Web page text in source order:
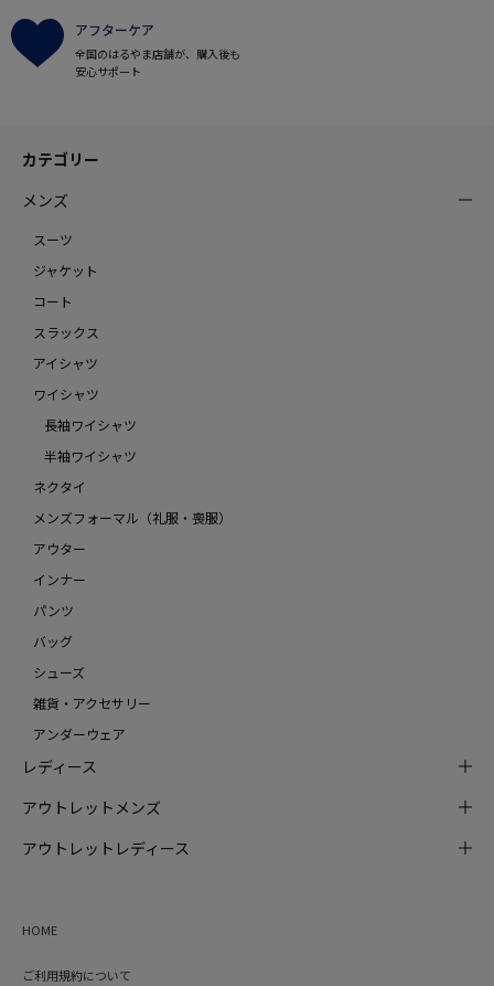
アフターケア
全国のはるやま店舗が、購入後も
安心サポート
カテゴリー
メンズ
スーツ
ジャケット
コート
スラックス
アイシャツ
ワイシャツ
長袖ワイシャツ
半袖ワイシャツ
ネクタイ
メンズフォーマル（礼服・喪服）
アウター
インナー
パンツ
バッグ
シューズ
雑貨・アクセサリー
アンダーウェア
レディース
アウトレットメンズ
アウトレットレディース
HOME
ご利用規約について